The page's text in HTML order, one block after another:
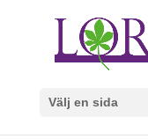
Välj en sida